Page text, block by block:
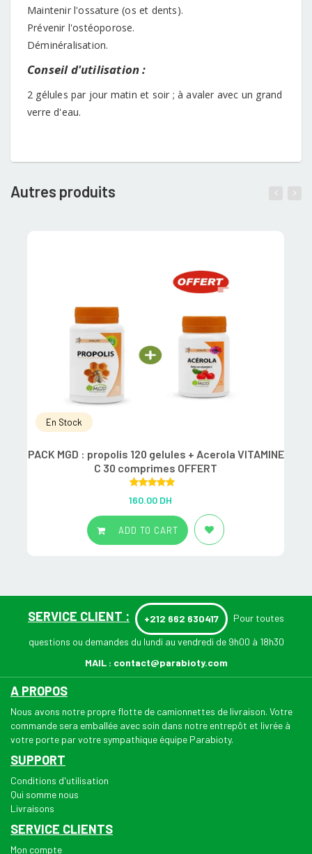
Maintenir l'ossature (os et dents).
Prévenir l'ostéoporose.
Déminéralisation.
Conseil d'utilisation :
2 gélules par jour matin et soir ; à avaler avec un grand
verre d'eau.
Autres produits
En Stock
PACK MGD : propolis 120 gelules + Acerola VITAMINE
C 30 comprimes OFFERT
out of 5
160.00 DH
ADD TO CART
SERVICE CLIENT : +212 662 630417 Pour toutes
questions ou demandes du lundi au vendredi de 9h00 à 18h30
MAIL : contact@parabioty.com
A PROPOS
Nous avons notre propre flotte de camionnettes de livraison. Votre
commande sera emballée avec soin dans notre entrepôt et livrée à
votre porte par votre sympathique équipe Parabioty.
SUPPORT
Conditions d'utilisation
Qui somme nous
Livraisons
SERVICE CLIENTS
Mon compte